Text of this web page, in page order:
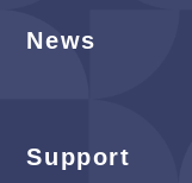
News
Support